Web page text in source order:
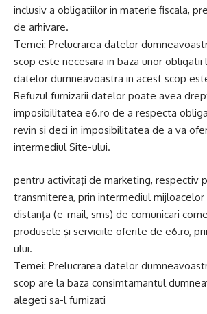
inclusiv a obligatiilor in materie fiscala,
de arhivare.
Temei: Prelucrarea datelor
scop este necesara in baza unor obligatii
datelor dumneavoastra in acest scop
Refuzul furnizarii datelor poate avea
imposibilitatea e6.ro de a respecta
revin si deci in imposibilitatea de a va
intermediul Site-ului.
pentru activitaţi de marketing, respectiv
transmiterea, prin intermediul mijloacelor
distanţa (e-mail, sms) de comunicari
produsele şi serviciile oferite de e6.ro,
ului.
Temei: Prelucrarea datelor
scop are la baza consimtamantul
alegeti sa-l furnizati